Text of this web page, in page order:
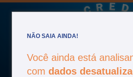
NÃO SAIA AINDA!
Você ainda está
com dados